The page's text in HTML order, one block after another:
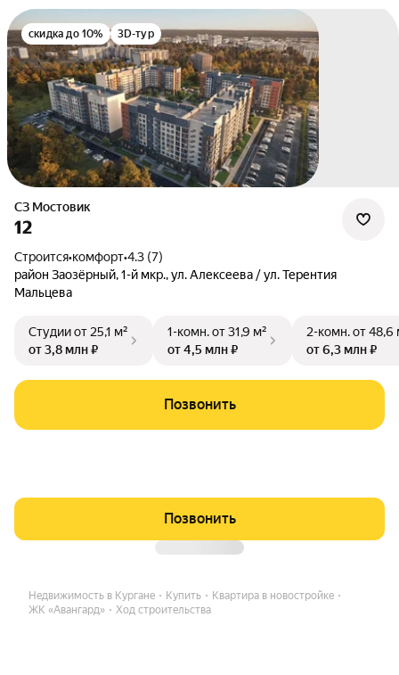
скидка до 10% 3D-тур
СЗ Мостовик
12
Строится•комфорт•4.3 (7)
район Заозёрный,1-й мкр.,ул. Алексеева / ул. Терентия
Мальцева
Студииот 25,1 м²
от 3,8 млн ₽
1-комн.от 31,9 м²
от 4,5 млн ₽
2-комн.от 48,6
от 6,3 млн ₽
Позвонить
Позвонить
Недвижимость в Кургане Купить
Квартира в новостройке
ЖК «Авангард»
Ход строительства